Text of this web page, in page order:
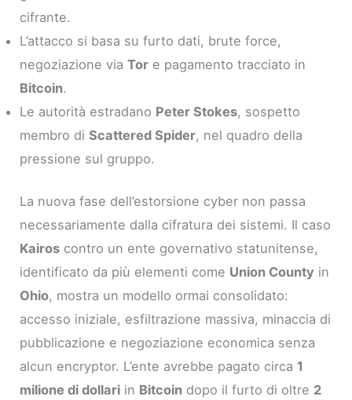
cifrante.
L’attacco si basa su furto dati, brute force,
negoziazione viaTor e pagamento tracciato in
Bitcoin.
Le autorità estradano Peter Stokes, sospetto
membro diScattered Spider, nel quadro della
pressione sul gruppo.
La nuova fase dell’estorsione cyber non passa
necessariamente dalla cifratura dei sistemi. Il caso
Kairos contro un ente governativo statunitense,
identificato da più elementi come Union County in
Ohio, mostra un modello ormai consolidato:
accesso iniziale, esfiltrazione massiva, minaccia di
pubblicazione e negoziazione economica senza
alcun encryptor. L’ente avrebbe pagato circa 1
milione di dollari in Bitcoin dopo il furto di oltre 2